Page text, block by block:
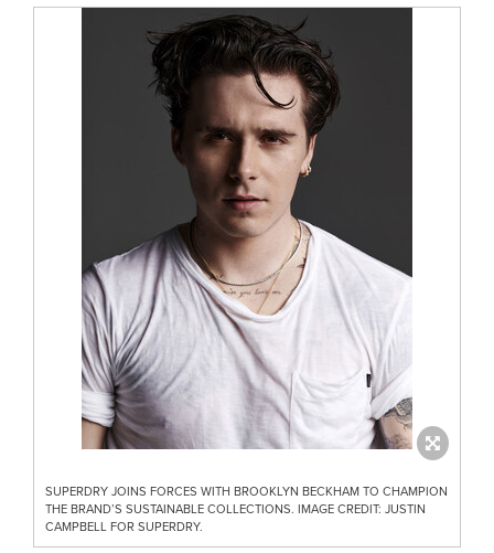
SUPERDRY JOINS FORCES WITH BROOKLYN BECKHAM TO CHAMPION
THE BRAND’S SUSTAINABLE COLLECTIONS. IMAGE CREDIT: JUSTIN
CAMPBELL FOR SUPERDRY.